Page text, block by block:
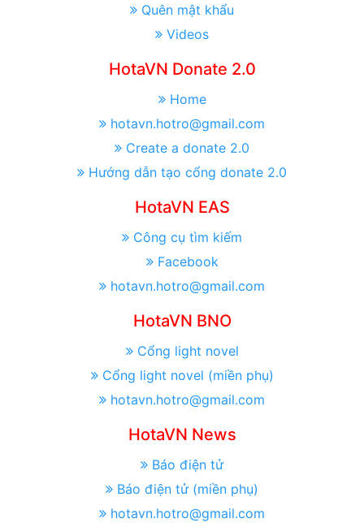
Quên mật khẩu
Videos
HotaVN Donate 2.0
Home
hotavn.hotro@gmail.com
Create a donate 2.0
Hướng dẫn tạo cổng donate 2.0
HotaVN EAS
Công cụ tìm kiếm
Facebook
hotavn.hotro@gmail.com
HotaVN BNO
Cổng light novel
Cổng light novel (miền phụ)
hotavn.hotro@gmail.com
HotaVN News
Báo điện tử
Báo điện tử (miền phụ)
hotavn.hotro@gmail.com